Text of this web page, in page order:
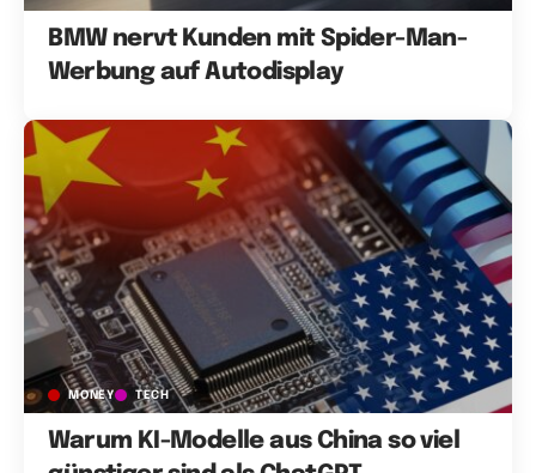
BMW nervt Kunden mit Spider-Man-
Werbung auf Autodisplay
MONEY TECH
Warum KI-Modelle aus China so viel